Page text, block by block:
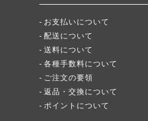
お支払いについて
配送について
送料について
各種手数料について
ご注文の要領
返品・交換について
ポイントについて